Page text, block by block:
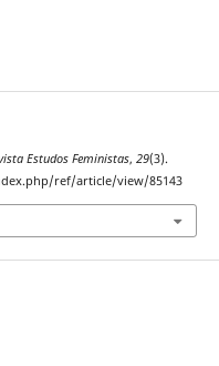
Estudos Feministas, 29(3).
ref/article/view/85143